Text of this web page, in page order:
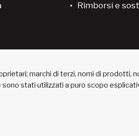
Rimborsi e
marchi di terzi, nomi di prodotti,
stati utilizzati a puro scopo